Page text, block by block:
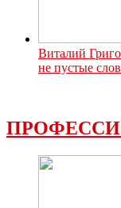
Виталий
не пустые